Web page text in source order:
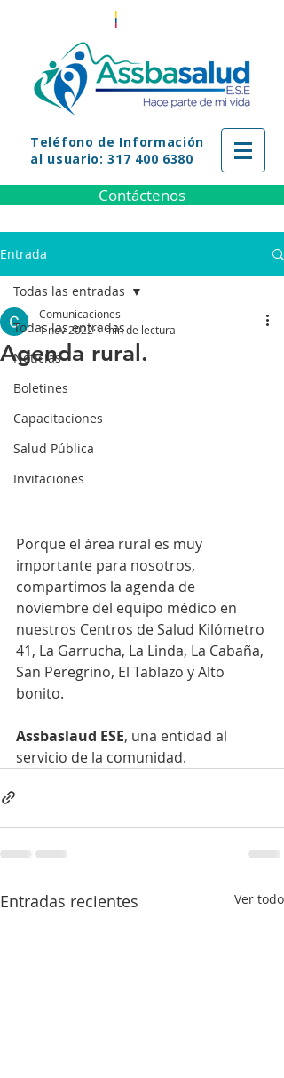
Teléfono de Información
al usuario: 317 400 6380
Contáctenos
Entrada
Todas las entradas
Noticias
Boletines
Capacitaciones
Salud Pública
Invitaciones
Todas las entradas
Agenda rural.
Comunicaciones
1 nov 20221 min de lectura
Porque el área rural es muy
importante para nosotros,
compartimos la agenda de
noviembre del equipo médico en
nuestros Centros de Salud Kilómetro
41, La Garrucha, La Linda, La Cabaña,
San Peregrino, El Tablazo y Alto
bonito.
Assbaslaud ESE, una entidad al
servicio de la comunidad.
Entradas recientes Ver todo